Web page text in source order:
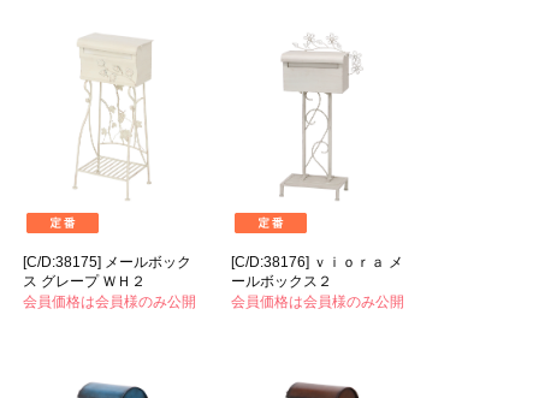
[C/D:38175] メールボック
ス グレープ ＷＨ２
会員価格は会員様のみ公開
[C/D:38176] ｖｉｏｒａ メ
ールボックス２
会員価格は会員様のみ公開